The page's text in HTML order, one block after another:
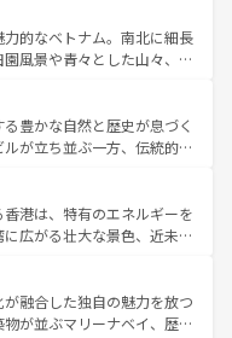
ど、バラエティ豊かな料理
の台湾情報は コンテンツ一覧を参
々の自然美を楽しむことが
、絶品のストリートフード
っている。夜には、韓国な
多彩な魅力を心ゆくまで味
い。 なお、新着の韓国情報はコンテンツ一
的なベトナム。南北に細長
風景や青々とした山々、世
。ハノイの古い町並みやホ
の建物も、独特の雰囲気を
ティの豊かさとおいしさで
トナムコーヒーなどは、ぜ
を訪れてもあたたかい人々
きっと忘れられない旅にな
豊かな自然と歴史が息づく
が立ち並ぶ一方、伝統的な
はチェンマイなどの山岳地
プーケットやクラビの美し
むことができる。タイ料理
どの季節にも異なる楽しみ
イの人々、仏教を中心とし
が、訪れる旅人を魅了し続
港は、特有のエネルギーを
広がる壮大な景色、近未来
ず。観光スポットが密集し
れるのも魅力。息をのむよ
、香港を存分に楽しみ尽く
融合した独自の魅力を放つ
が並ぶマリーナベイ、歴史